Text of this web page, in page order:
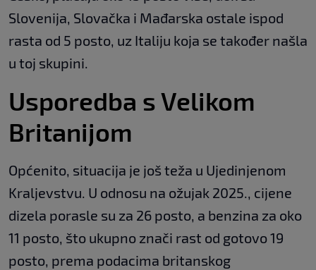
Slovenija, Slovačka i Mađarska ostale ispod
rasta od 5 posto, uz Italiju koja se također našla
u toj skupini.
Usporedba s Velikom
Britanijom
Općenito, situacija je još teža u Ujedinjenom
Kraljevstvu. U odnosu na ožujak 2025., cijene
dizela porasle su za 26 posto, a benzina za oko
11 posto, što ukupno znači rast od gotovo 19
posto, prema podacima britanskog